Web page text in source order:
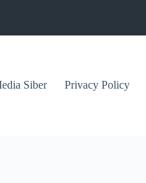
Siber Privacy Policy